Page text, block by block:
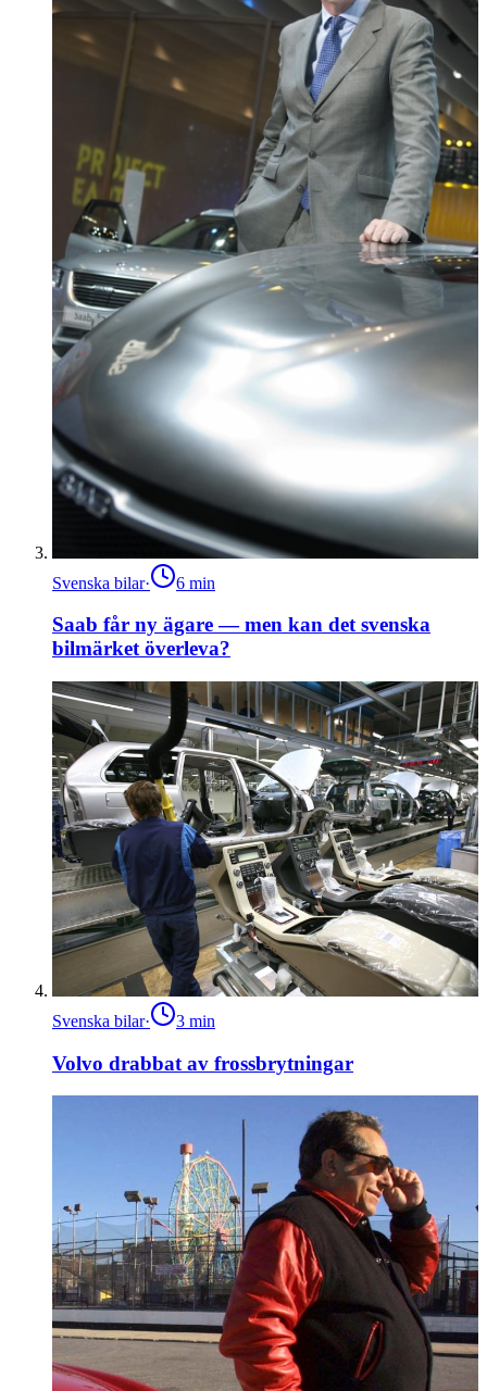
Svenska bilar· 6 min
Saab får ny ägare — men kan det svenska
bilmärket överleva?
Svenska bilar· 3 min
Volvo drabbat av frossbrytningar